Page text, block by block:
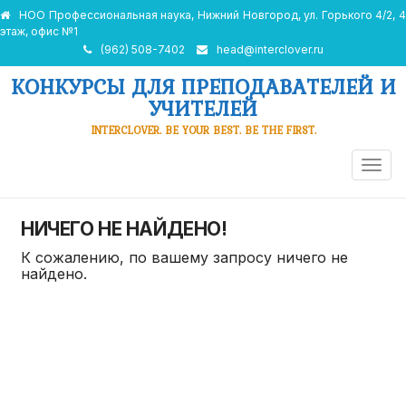
НОО Профессиональная наука, Нижний Новгород, ул. Горького 4/2, 4
этаж, офис №1
(962) 508-7402
head@interclover.ru
КОНКУРСЫ ДЛЯ ПРЕПОДАВАТЕЛЕЙ И
УЧИТЕЛЕЙ
INTERCLOVER. BE YOUR BEST. BE THE FIRST.
НИЧЕГО НЕ НАЙДЕНО!
К сожалению, по вашему запросу ничего не
найдено.